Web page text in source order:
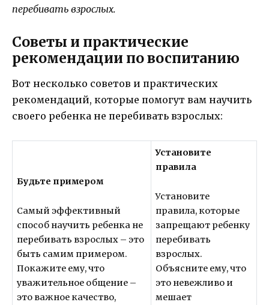
перебивать взрослых.
Советы и практические
рекомендации по воспитанию
Вот несколько советов и практических
рекомендаций, которые помогут вам научить
своего ребенка не перебивать взрослых:
Будьте примером
Самый эффективный
способ научить ребенка не
перебивать взрослых – это
быть самим примером.
Покажите ему, что
уважительное общение –
это важное качество,
Установите
правила
Установите
правила, которые
запрещают ребенку
перебивать
взрослых.
Объясните ему, что
это невежливо и
мешает